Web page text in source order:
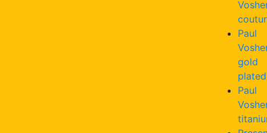
Paul
gold
plated
Paul